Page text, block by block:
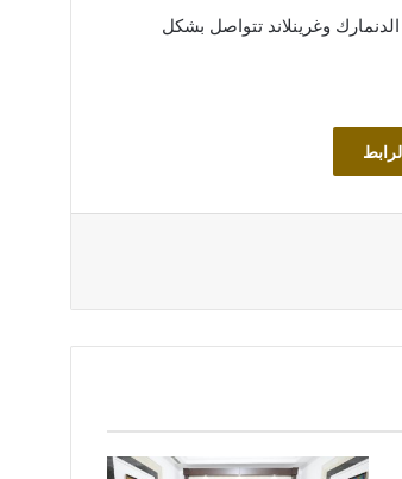
وغرينلاند تتواصل بشكل